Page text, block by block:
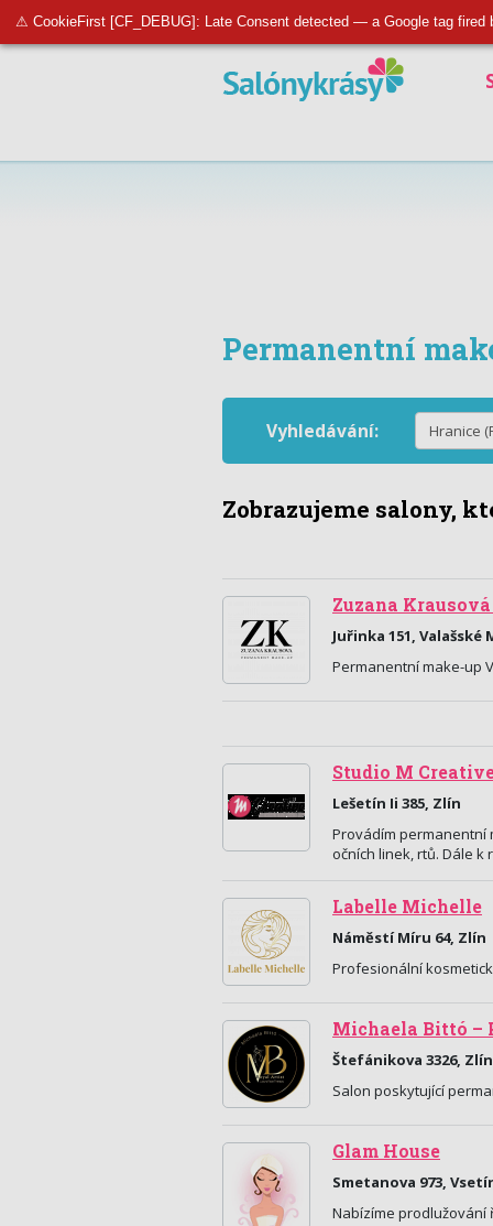
⚠ CookieFirst [CF_DEBUG]: Late Consent detected — a Google tag fired
Permanentní
Vyhledávání:
Zobrazujeme salony,
Zuzana
Juřinka 151, Valašské
Permanentní make-up
Studio M
Lešetín Ii 385, Zlín
Provádím permanentní
očních linek, rtů. Dále
Labelle Michelle
Náměstí Míru 64, Zlín
Profesionální
Michaela Bittó –
Štefánikova 3326, Zlín
Salon poskytující
Glam House
Smetanova 973,
Nabízíme prodlužování